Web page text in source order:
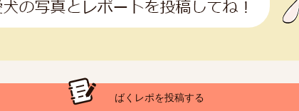
ばくレポを投稿する